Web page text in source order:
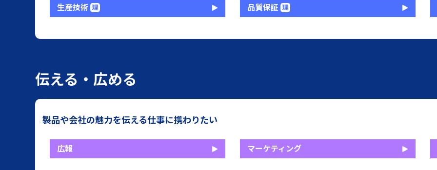
生産技術 品質保証
伝える・広める
製品や会社の魅力を伝える仕事に携わりたい
広報 マーケティング